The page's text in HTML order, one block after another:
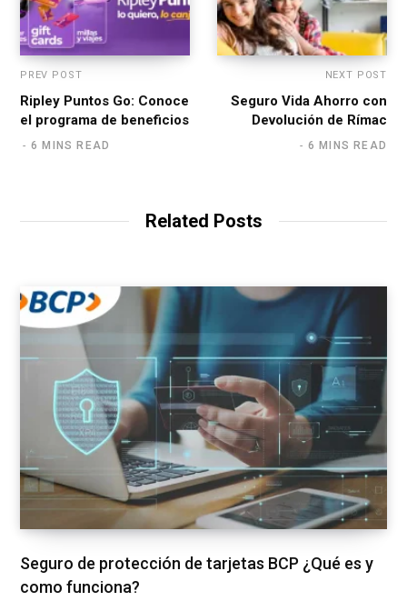
PREV POST
Ripley Puntos Go: Conoce
el programa de beneficios
6 MINS READ
NEXT POST
Seguro Vida Ahorro con
Devolución de Rímac
6 MINS READ
Related Posts
Seguro de protección de tarjetas BCP ¿Qué es y
como funciona?